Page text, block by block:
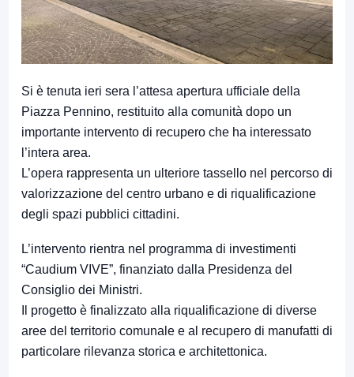
Si è tenuta ieri sera l’attesa apertura ufficiale della
Piazza Pennino, restituito alla comunità dopo un
importante intervento di recupero che ha interessato
l’intera area.
L’opera rappresenta un ulteriore tassello nel percorso di
valorizzazione del centro urbano e di riqualificazione
degli spazi pubblici cittadini.
L’intervento rientra nel programma di investimenti
“Caudium VIVE”, finanziato dalla Presidenza del
Consiglio dei Ministri.
Il progetto è finalizzato alla riqualificazione di diverse
aree del territorio comunale e al recupero di manufatti di
particolare rilevanza storica e architettonica.